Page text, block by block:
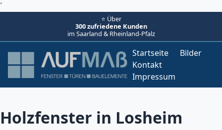
´
⭐ Über
300 zufriedene Kunden
im Saarland & Rheinland-Pfalz
Startseite
Bilder
Kontakt
Impressum
Holzfenster in Losheim